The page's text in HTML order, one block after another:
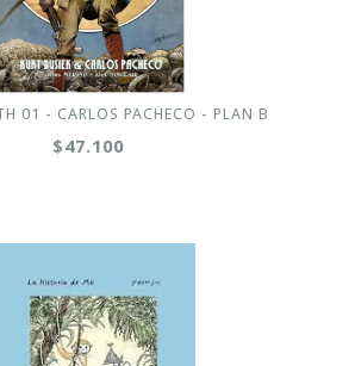
01 - CARLOS PACHECO - PLAN B
$47.100